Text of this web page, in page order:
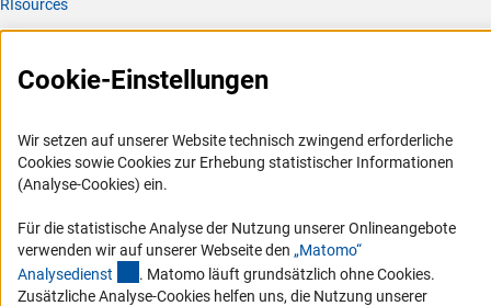
RIsources
Service
Presse
Karriere
Logo und Corporate Design
RSS-Feeds
Compliance
Vergabeverfahren
Cookie-Einstellungen
Wir setzen auf unserer Website technisch zwingend erforderliche
Cookies sowie Cookies zur Erhebung statistischer Informationen
(Analyse-Cookies) ein.
Für die statistische Analyse der Nutzung unserer Onlineangebote
verwenden wir auf unserer Webseite den „Matomo“
Analysedienst (externer Link)
. Matomo läuft grundsätzlich ohne Cookies.
Zusätzliche Analyse-Cookies helfen uns, die Nutzung unserer